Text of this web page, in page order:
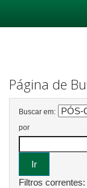
Página de
Buscar em:
por
Filtros correntes: